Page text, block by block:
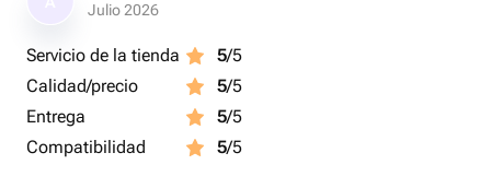
Julio 2026
Servicio de la tienda 5/5
Calidad/precio
5/5
Entrega
5/5
Compatibilidad
5/5